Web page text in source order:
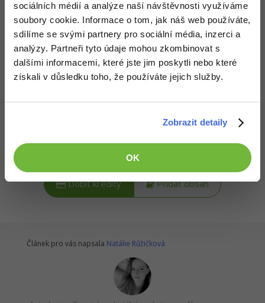
sociálních médií a analýze naší návštěvnosti využíváme
soubory cookie. Informace o tom, jak náš web používáte,
sdílíme se svými partnery pro sociální média, inzerci a
analýzy. Partneři tyto údaje mohou zkombinovat s
dalšími informacemi, které jste jim poskytli nebo které
získali v důsledku toho, že používáte jejich služby.
Zobrazit detaily
OK
Photoshop -80%
Adobe Illustrator -80%
Adobe Lightroom -30%
Adobe After Effects
Blender -80%
Blog
Kariéra
Pro firmy
Požadovaný článek má následující obsah:
Řešené úlohy kurzu Základní ovládání PC na
téma práce s aplikacemi. Úlohy jsou řazené dle
obtížnosti s řešením ke stažení.
. To můžeš udělat buď
zasláním symbolické částkyna podporu provozu nebo
přidáním obsahu
Dobít kredity Přidat obsah
Článek pro vás napsala Natálie Růžičková